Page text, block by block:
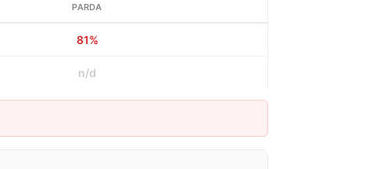
PARDA
81%
n/d